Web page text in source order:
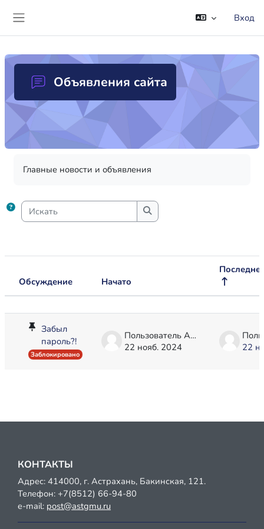
Вход
Объявления сайта
Главные новости и объявления
Искать
Искать
Список обсуждений. Показано 1 из
Статус
Обсуждение Начато
Забыл
пароль?!
Заблокировано
Пользователь Администратор
22 нояб. 2024
22
КОНТАКТЫ
Адрес: 414000, г. Астрахань, Бакинская, 121.
Телефон: +7(8512) 66-94-80
e-mail: post@astgmu.ru